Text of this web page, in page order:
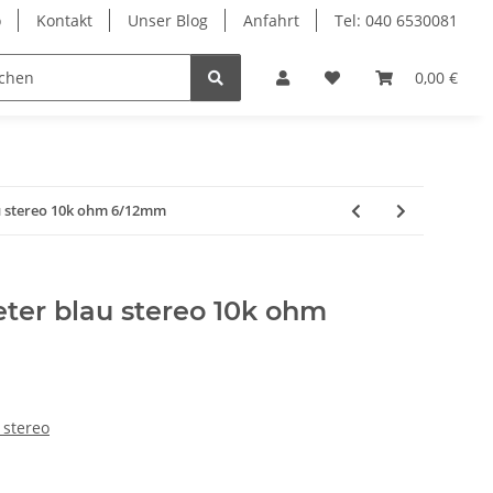
Kontakt Unser Blog Anfahrt Tel: 040 6530081
0,00 €
Ersatzteile
10k ohm 6/12mm
blau stereo 10k ohm